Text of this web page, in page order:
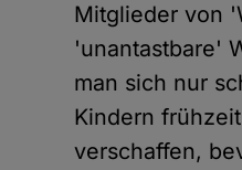
Mitglieder von
'unantastbare'
man sich nur
Kindern
verschaffen,